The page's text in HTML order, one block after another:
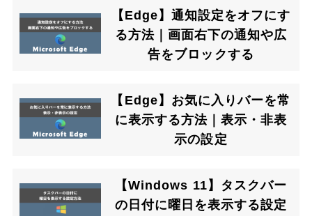
【Edge】通知設定をオフにす
る方法｜画面右下の通知や広
告をブロックする
【Edge】お気に入りバーを常
に表示する方法｜表示・非表
示の設定
【Windows 11】タスクバー
の日付に曜日を表示する設定